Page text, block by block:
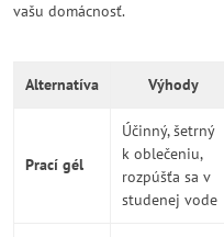
vašu domácnosť.
Alternatíva Výhody
Prací gél
Účinný, šetrný
k oblečeniu,
rozpúšťa sa v
studenej vode